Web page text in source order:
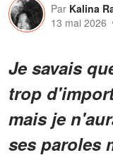
Par Kalina
13 mai 2026
Je savais
trop
mais je
ses paroles